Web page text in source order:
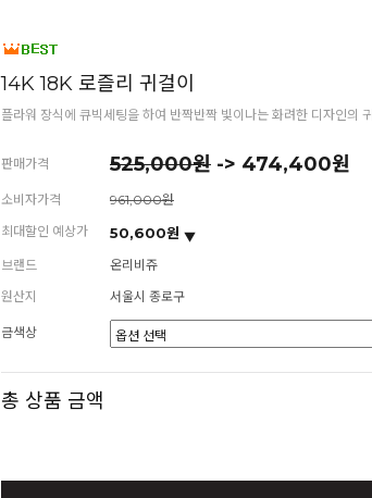
14K 18K 로즐리 귀걸이
플라워 장식에 큐빅세팅을 하여 반짝반짝 빛이나는 화려한 디자인의
판매가격 525,000원 -> 474,400원
소비자가격
961,000원
최대할인 예상가
50,600원
브랜드
온리비쥬
원산지
서울시 종로구
금색상
총 상품 금액